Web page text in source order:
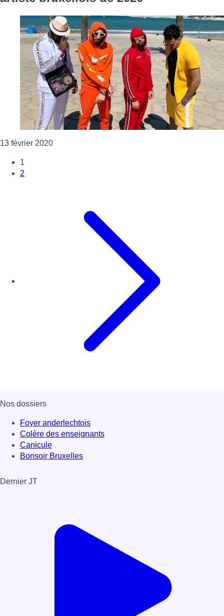
13 février 2020Consulter l'article "Octave Zinneke : New
1
2
Nos dossiers
Foyer anderlechtois
Colère des enseignants
Canicule
Bonsoir Bruxelles
Dernier JT